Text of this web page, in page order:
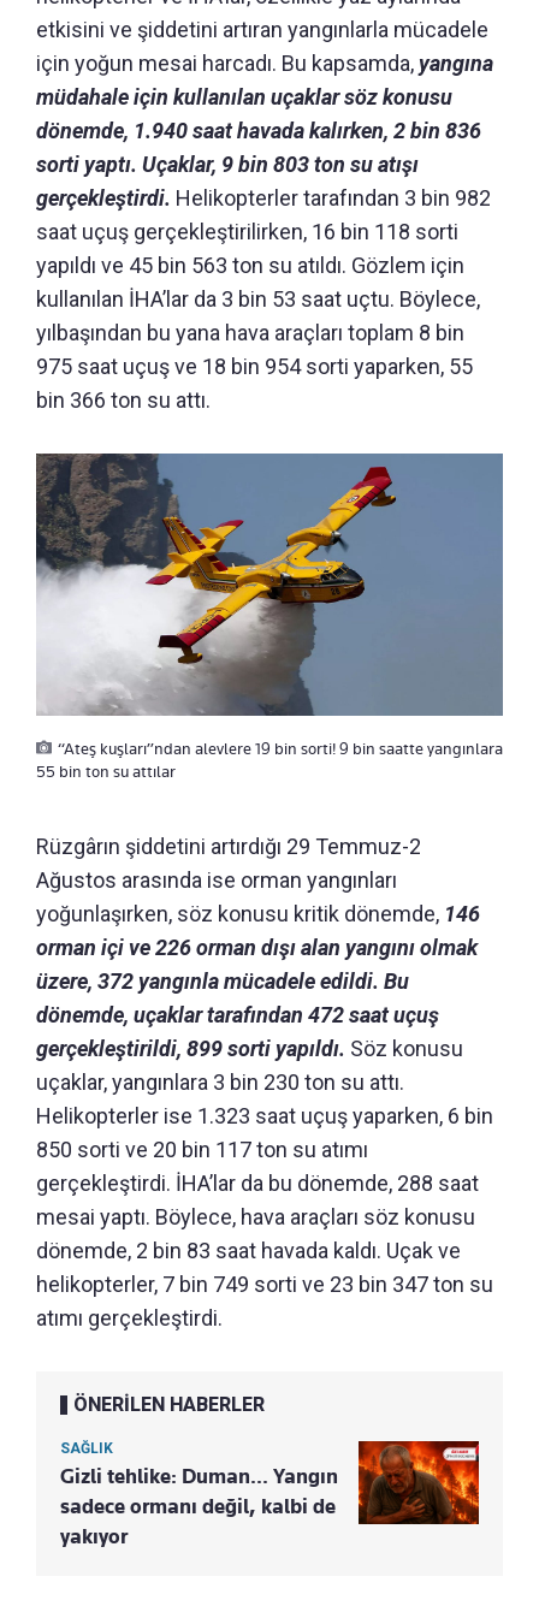
etkisini ve şiddetini artıran yangınlarla mücadele
için yoğun mesai harcadı. Bu kapsamda,yangına
müdahale için kullanılan uçaklar söz konusu
dönemde, 1.940 saat havada kalırken, 2 bin 836
sorti yaptı. Uçaklar, 9 bin 803 ton su atışı
gerçekleştirdi. Helikopterler tarafından 3 bin 982
saat uçuş gerçekleştirilirken, 16 bin 118 sorti
yapıldı ve 45 bin 563 ton su atıldı. Gözlem için
kullanılan İHA’lar da 3 bin 53 saat uçtu. Böylece,
yılbaşından bu yana hava araçları toplam 8 bin
975 saat uçuş ve 18 bin 954 sorti yaparken, 55
bin 366 ton su attı.
“Ateş kuşları”ndan alevlere 19 bin sorti! 9 bin saatte yangınlara
55 bin ton su attılar
Rüzgârın şiddetini artırdığı 29 Temmuz-2
Ağustos arasında ise orman yangınları
yoğunlaşırken, söz konusu kritik dönemde, 146
orman içi ve 226 orman dışı alan yangını olmak
üzere, 372 yangınla mücadele edildi. Bu
dönemde, uçaklar tarafından 472 saat uçuş
gerçekleştirildi, 899 sorti yapıldı. Söz konusu
uçaklar, yangınlara 3 bin 230 ton su attı.
Helikopterler ise 1.323 saat uçuş yaparken, 6 bin
850 sorti ve 20 bin 117 ton su atımı
gerçekleştirdi. İHA’lar da bu dönemde, 288 saat
mesai yaptı. Böylece, hava araçları söz konusu
dönemde, 2 bin 83 saat havada kaldı. Uçak ve
helikopterler, 7 bin 749 sorti ve 23 bin 347 ton su
atımı gerçekleştirdi.
ÖNERİLEN HABERLER
SAĞLIK
Gizli tehlike: Duman... Yangın
sadece ormanı değil, kalbi de
yakıyor